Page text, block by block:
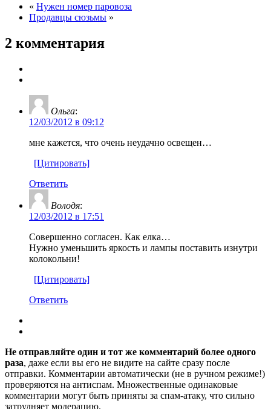
« Нужен номер паровоза
Продавцы сюзьмы »
2 комментария
Ольга:
12/03/2012 в 09:12
мне кажется, что очень неудачно освещен…
[Цитировать]
Ответить
Володя:
12/03/2012 в 17:51
Совершенно согласен. Как елка…
Нужно уменьшить яркость и лампы поставить изнутри
колокольни!
[Цитировать]
Ответить
Не отправляйте один и тот же комментарий более одного
раза, даже если вы его не видите на сайте сразу после
отправки. Комментарии автоматически (не в ручном режиме!)
проверяются на антиспам. Множественные одинаковые
комментарии могут быть приняты за спам-атаку, что сильно
затрудняет модерацию.